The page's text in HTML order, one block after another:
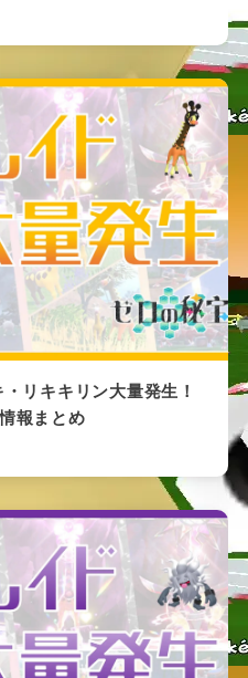
リキキリン大量発生！
報まとめ